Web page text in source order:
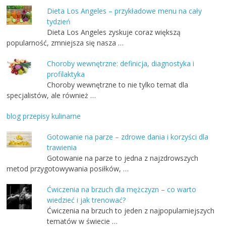
Dieta Los Angeles – przykładowe menu na cały
tydzień
Dieta Los Angeles zyskuje coraz większą
popularność, zmniejsza się nasza …
Choroby wewnętrzne: definicja, diagnostyka i
profilaktyka
Choroby wewnętrzne to nie tylko temat dla
specjalistów, ale również …
blog przepisy kulinarne
Gotowanie na parze – zdrowe dania i korzyści dla
trawienia
Gotowanie na parze to jedna z najzdrowszych
metod przygotowywania posiłków, …
Ćwiczenia na brzuch dla mężczyzn – co warto
wiedzieć i jak trenować?
Ćwiczenia na brzuch to jeden z najpopularniejszych
tematów w świecie …